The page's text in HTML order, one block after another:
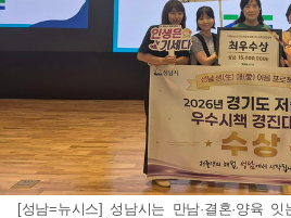
[성남=뉴시스] 성남시는 만남·결혼·양육